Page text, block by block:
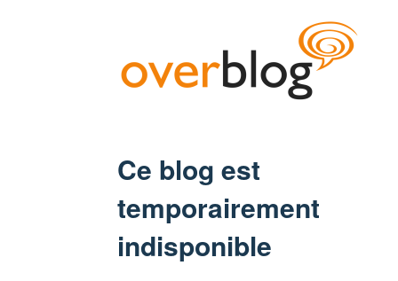
Ce blog est
temporairement
indisponible